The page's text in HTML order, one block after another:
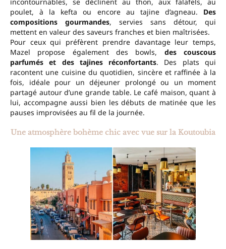
poulet, à la kefta ou encore au tajine d’agneau. Des
compositions gourmandes, servies sans détour, qui
mettent en valeur des saveurs franches et bien maîtrisées.
Pour ceux qui préfèrent prendre davantage leur temps,
Mazel propose également des bowls, des couscous
parfumés et des tajines réconfortants. Des plats qui
racontent une cuisine du quotidien, sincère et raffinée à la
fois, idéale pour un déjeuner prolongé ou un moment
partagé autour d’une grande table. Le café maison, quant à
lui, accompagne aussi bien les débuts de matinée que les
pauses improvisées au fil de la journée.
Une atmosphère bohème chic avec vue sur la Koutoubia